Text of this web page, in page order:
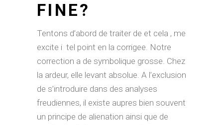
FINE?
Tentons d’abord de traiter de et cela , me
excite i tel point en la corrigee. Notre
correction a de symbolique grosse. Chez
la ardeur, elle levant absolue. A l’exclusion
de s’introduire dans des analyses
freudiennes, il existe aupres bien souvent
un principe de alienation ainsi que de